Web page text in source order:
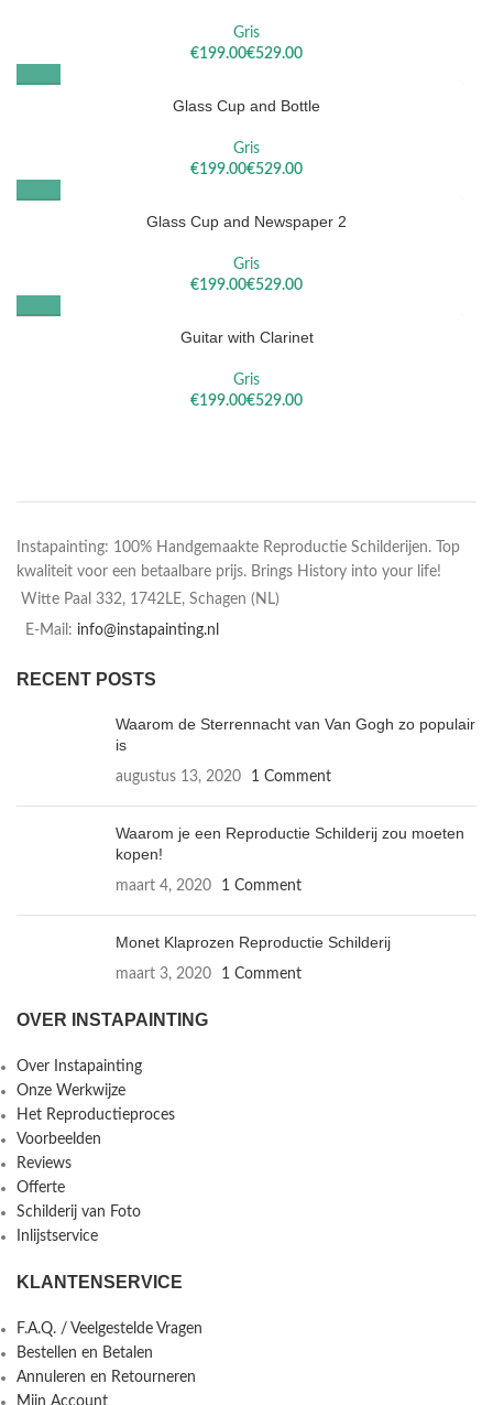
Gris
€
€
Glass Cup and Bottle
Gris
€
€
Glass Cup and Newspaper 2
Gris
€
€
Guitar with Clarinet
Gris
€
€
Instapainting: 100% Handgemaakte Reproductie Schilderijen. Top
kwaliteit voor een betaalbare prijs. Brings History into your life!
Witte Paal 332, 1742LE, Schagen (NL)
E-Mail: info@instapainting.nl
RECENT POSTS
Waarom de Sterrennacht van Van Gogh zo populair
is
augustus 13, 2020 1 Comment
Waarom je een Reproductie Schilderij zou moeten
kopen!
maart 4, 2020 1 Comment
Monet Klaprozen Reproductie Schilderij
maart 3, 2020 1 Comment
OVER INSTAPAINTING
Over Instapainting
Onze Werkwijze
Het Reproductieproces
Voorbeelden
Reviews
Offerte
Schilderij van Foto
Inlijstservice
KLANTENSERVICE
F.A.Q. / Veelgestelde Vragen
Bestellen en Betalen
Annuleren en Retourneren
Mijn Account